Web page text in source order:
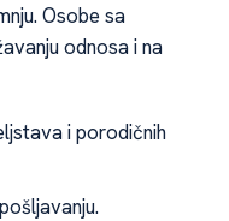
Osobe sa
odnosa i na
i porodičnih